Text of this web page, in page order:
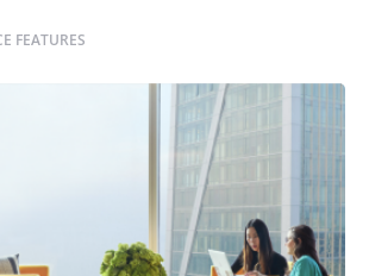
FEATURES